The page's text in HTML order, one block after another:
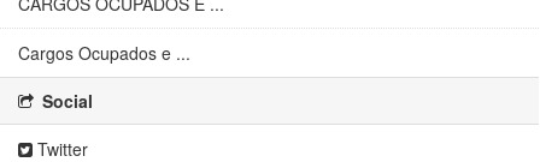
Cargos Ocupados e ...
Social
Twitter